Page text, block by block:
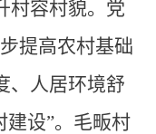
村容村貌。党
提高农村基础
、人居环境舒
建设”。毛畈村